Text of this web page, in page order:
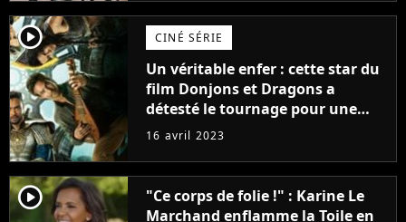
player2 CINÉ SÉRIE
Un véritable enfer : cette star du
film Donjons et Dragons a
détesté le tournage pour une
raison très spéciale
16 avril 2023
player2
"Ce corps de folie !" : Karine Le
Marchand enflamme la Toile en